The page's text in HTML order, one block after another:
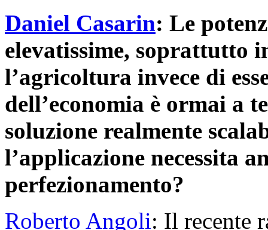
Daniel Casarin: Le
elevatissime, soprattutto
l’agricoltura invece di
dell’economia è ormai a
soluzione realmente
l’applicazione necessita
perfezionamento?
Roberto Angoli: Il recente